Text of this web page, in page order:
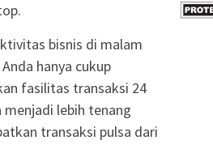
bisnis di malam
hanya cukup
fasilitas transaksi 24
menjadi lebih tenang
transaksi pulsa dari